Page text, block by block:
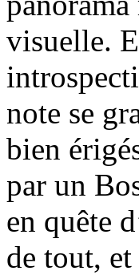
visuelle.
note se
bien
par un
en quête
de tout,